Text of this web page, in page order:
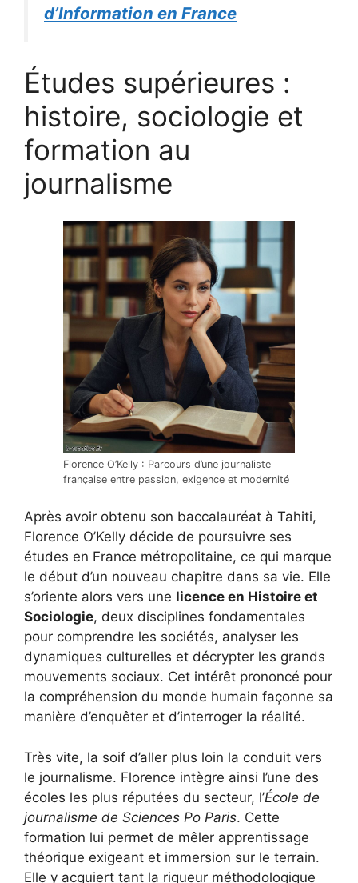
d’Information en France
Études supérieures :
histoire, sociologie et
formation au
journalisme
Florence O’Kelly : Parcours d’une journaliste
française entre passion, exigence et modernité
Après avoir obtenu son baccalauréat à Tahiti,
Florence O’Kelly décide de poursuivre ses
études en France métropolitaine, ce qui marque
le début d’un nouveau chapitre dans sa vie. Elle
s’oriente alors vers une licence en Histoire et
Sociologie, deux disciplines fondamentales
pour comprendre les sociétés, analyser les
dynamiques culturelles et décrypter les grands
mouvements sociaux. Cet intérêt prononcé pour
la compréhension du monde humain façonne sa
manière d’enquêter et d’interroger la réalité.
Très vite, la soif d’aller plus loin la conduit vers
le journalisme. Florence intègre ainsi l’une des
écoles les plus réputées du secteur, l’École de
journalisme de Sciences Po Paris. Cette
formation lui permet de mêler apprentissage
théorique exigeant et immersion sur le terrain.
Elle y acquiert tant la rigueur méthodologique